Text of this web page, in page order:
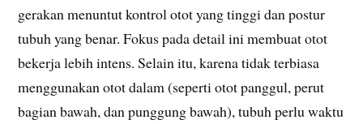
gerakan menuntut kontrol otot yang tinggi dan postur
tubuh yang benar. Fokus pada detail ini membuat otot
bekerja lebih intens. Selain itu, karena tidak terbiasa
menggunakan otot dalam (seperti otot panggul, perut
bagian bawah, dan punggung bawah), tubuh perlu waktu